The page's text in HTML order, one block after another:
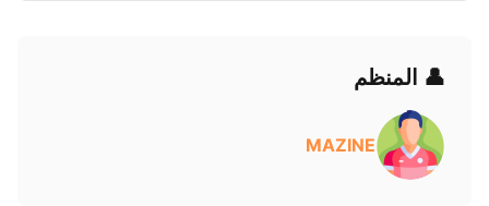
👤 المنظم
MAZINE